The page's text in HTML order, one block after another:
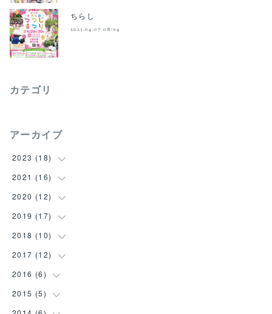
ちらし
2023.04.07 08:04
カテゴリ
アーカイブ
2023 (18)
( 18
2021 (16)
( 1)
( 2)
( 1)
( 4)
(4
(1
(3
2020 (12)
( 1)
( 3)
( 1)
(2
(3
(2
2019 (17)
( 4)
( 3)
(3
(1
(3
2018 (10)
( 1)
(1
(1
(2
2017 (12)
(1
(2
(1
2016 (6)
(2
(1
2015 (5)